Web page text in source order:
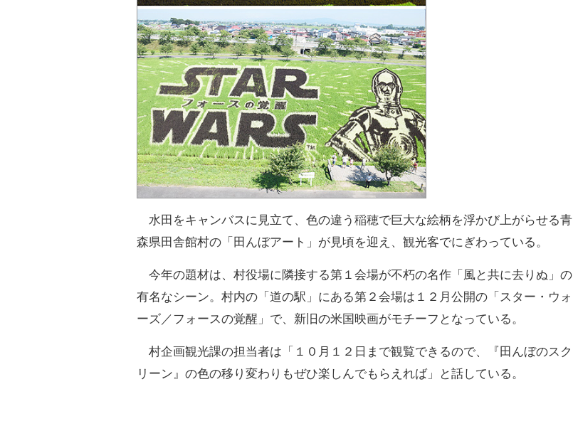
水田をキャンバスに見立て、色の違う稲穂で巨大な絵柄を浮かび上がらせる青
森県田舎館村の「田んぼアート」が見頃を迎え、観光客でにぎわっている。
今年の題材は、村役場に隣接する第１会場が不朽の名作「風と共に去りぬ」の
有名なシーン。村内の「道の駅」にある第２会場は１２月公開の「スター・ウォ
ーズ／フォースの覚醒」で、新旧の米国映画がモチーフとなっている。
村企画観光課の担当者は「１０月１２日まで観覧できるので、『田んぼのスク
リーン』の色の移り変わりもぜひ楽しんでもらえれば」と話している。